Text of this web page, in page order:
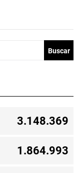
3.148.369
1.864.993